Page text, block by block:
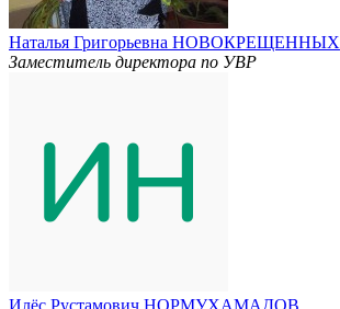
Наталья Григорьевна НОВОКРЕЩЕННЫХ
Заместитель директора по УВР
Илёс Рустамович НОРМУХАМАДОВ